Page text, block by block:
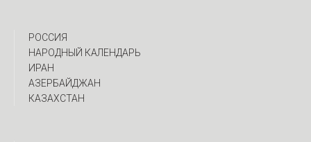
РОССИЯ
НАРОДНЫЙ КАЛЕНДАРЬ
ИРАН
АЗЕРБАЙДЖАН
КАЗАХСТАН